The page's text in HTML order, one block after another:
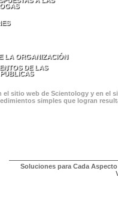
LA ORGANIZACIÓN
DE LAS
sitio web de Scientology y en el
simples que logran
Soluciones para Cada